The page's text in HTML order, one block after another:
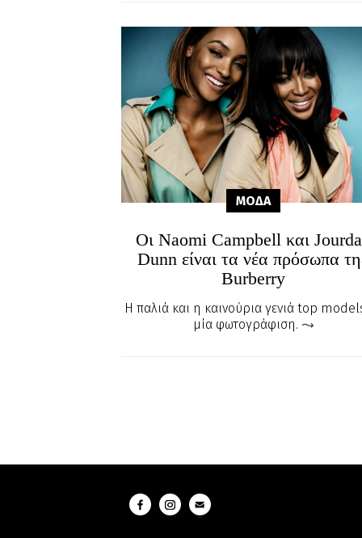
ΜΟΔΑ
Οι Naomi Campbell και
Dunn είναι τα νέα πρόσωπα
Burberry
Η παλιά και η καινούρια γενιά top
μία φωτογράφιση.